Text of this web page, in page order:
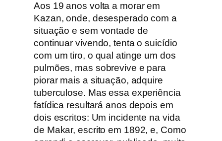
Aos 19 anos volta a morar em
Kazan, onde, desesperado com a
situação e sem vontade de
continuar vivendo, tenta o suicídio
com um tiro, o qual atinge um dos
pulmões, mas sobrevive e para
piorar mais a situação, adquire
tuberculose. Mas essa experiência
fatídica resultará anos depois em
dois escritos: Um incidente na vida
de Makar, escrito em 1892, e, Como